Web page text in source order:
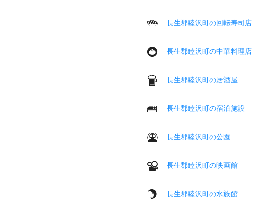
長生郡睦沢町の回転寿司店
長生郡睦沢町の中華料理店
長生郡睦沢町の居酒屋
長生郡睦沢町の宿泊施設
長生郡睦沢町の公園
長生郡睦沢町の映画館
長生郡睦沢町の水族館